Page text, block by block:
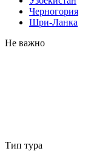
Черногория
Шри-Ланка
Не важно
Тип тура